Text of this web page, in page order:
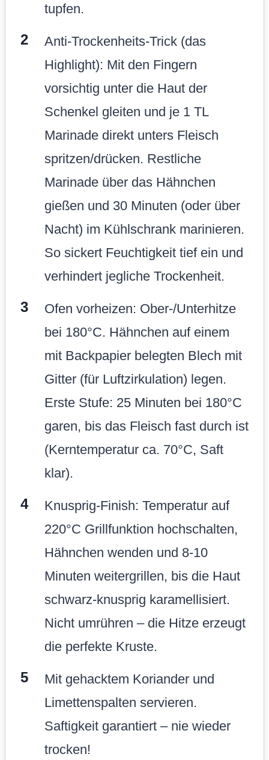
tupfen.
Anti-Trockenheits-Trick (das
Highlight): Mit den Fingern
vorsichtig unter die Haut der
Schenkel gleiten und je 1 TL
Marinade direkt unters Fleisch
spritzen/drücken. Restliche
Marinade über das Hähnchen
gießen und 30 Minuten (oder über
Nacht) im Kühlschrank marinieren.
So sickert Feuchtigkeit tief ein und
verhindert jegliche Trockenheit.
Ofen vorheizen: Ober-/Unterhitze
bei 180°C. Hähnchen auf einem
mit Backpapier belegten Blech mit
Gitter (für Luftzirkulation) legen.
Erste Stufe: 25 Minuten bei 180°C
garen, bis das Fleisch fast durch ist
(Kerntemperatur ca. 70°C, Saft
klar).
Knusprig-Finish: Temperatur auf
220°C Grillfunktion hochschalten,
Hähnchen wenden und 8-10
Minuten weitergrillen, bis die Haut
schwarz-knusprig karamellisiert.
Nicht umrühren – die Hitze erzeugt
die perfekte Kruste.
Mit gehacktem Koriander und
Limettenspalten servieren.
Saftigkeit garantiert – nie wieder
trocken!